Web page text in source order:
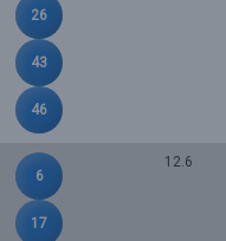
26
43
46
6
17
12.6